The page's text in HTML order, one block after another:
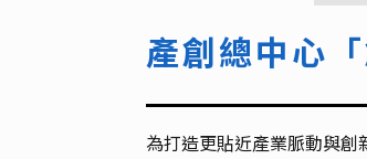
產創總中心
為打造更貼近產業脈動與